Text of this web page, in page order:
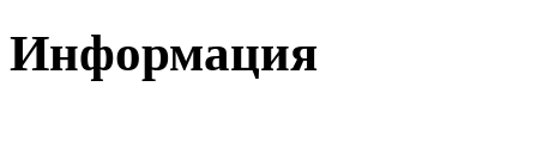
Информация